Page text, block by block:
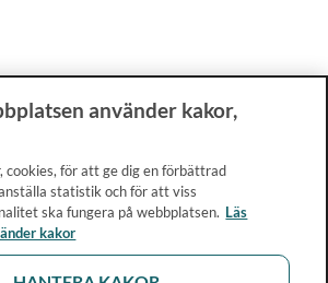
använder kakor,
cookies, för att ge dig en förbättrad
statistik och för att viss
ska fungera på webbplatsen. Läs
kakor